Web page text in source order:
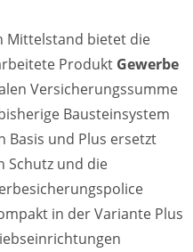
Mittelstand bietet die
Produkt Gewerbe
Versicherungssumme
Bausteinsystem
Basis und Plus ersetzt
Schutz und die
in der Variante Plus